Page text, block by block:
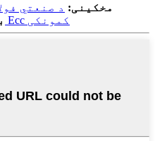
مخکینی: د صنعتي
د صنعتي فولادو کان او Ecc کمونکی